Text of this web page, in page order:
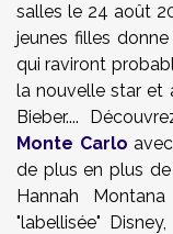
salles le 24 août
jeunes filles
qui raviront
la nouvelle star et
Bieber....
Monte Carlo
de plus en plus
Hannah
"labellisée"